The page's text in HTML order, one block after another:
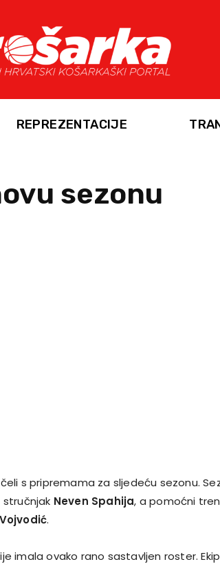
REPREZENTACIJE
sezonu
s pripremama za sljedeću sezonu.
stručnjak Neven Spahija, a pomoćni
.
imala ovako rano sastavljen roster.